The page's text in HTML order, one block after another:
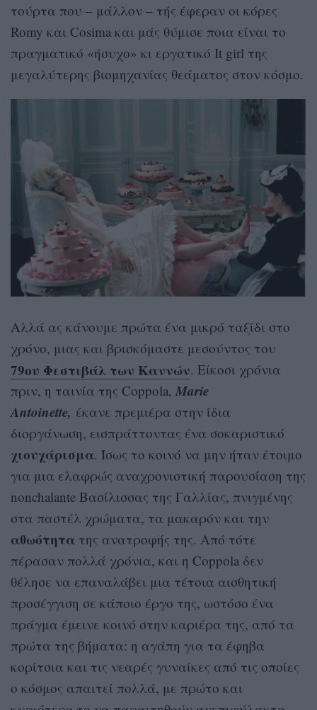
τούρτα που – μάλλον – τής έφεραν οι κόρες
Romy και Cosima και μάς θύμισε ποια είναι το
πραγματικό «ήσυχο» κι εργατικό It girl της
μεγαλύτερης βιομηχανίας θεάματος στον κόσμο.
Αλλά ας κάνουμε πρώτα ένα μικρό ταξίδι στο
χρόνο, μιας και βρισκόμαστε μεσούντος του
79ου Φεστιβάλ των Καννών. Είκοσι χρόνια
πριν, η ταινία της Coppola, Marie
Antoinette, έκανε πρεμιέρα στην ίδια
διοργάνωση, εισπράττοντας ένα σοκαριστικό
χιουχάρισμα. Ίσως το κοινό να μην ήταν έτοιμο
για μια ελαφρώς αναχρονιστική παρουσίαση της
nonchalante Βασίλισσας της Γαλλίας, πνιγμένης
στα παστέλ χρώματα, τα μακαρόν και την
αθωότητα της ανατροφής της. Από τότε
πέρασαν πολλά χρόνια, και η Coppola δεν
θέλησε να επαναλάβει μια τέτοια αισθητική
προσέγγιση σε κάποιο έργο της, ωστόσο ένα
πράγμα έμεινε κοινό στην καριέρα της, από τα
πρώτα της βήματα: η αγάπη για τα έφηβα
κορίτσια και τις νεαρές γυναίκες από τις οποίες
ο κόσμος απαιτεί πολλά, με πρώτο και